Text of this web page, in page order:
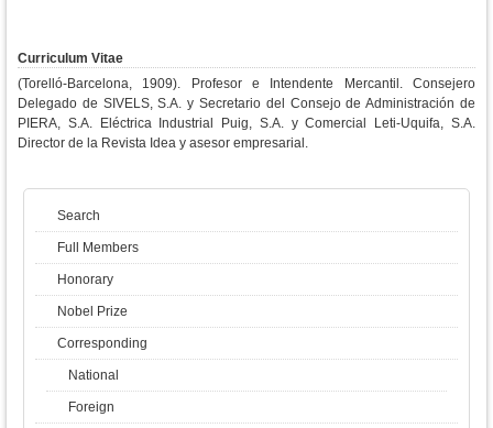
Curriculum Vitae
(Torelló-Barcelona, 1909). Profesor e Intendente Mercantil. Consejero
Delegado de SIVELS, S.A. y Secretario del Consejo de Administración de
PIERA, S.A. Eléctrica Industrial Puig, S.A. y Comercial Leti-Uquifa, S.A.
Director de la Revista Idea y asesor empresarial.
Search
Full Members
Honorary
Nobel Prize
Corresponding
National
Foreign